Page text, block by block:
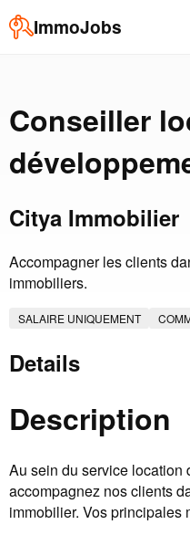
ImmoJobs
Conseiller
Citya Immobilier
Accompagner les clients
immobiliers.
SALAIRE UNIQUEMENT
Details
Description
Au sein du service location
accompagnez nos clients
immobilier. Vos principales